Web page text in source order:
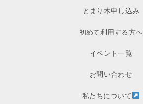
とまり木申し込み
初めて利用する方へ
イベント一覧
お問い合わせ
私たちについて